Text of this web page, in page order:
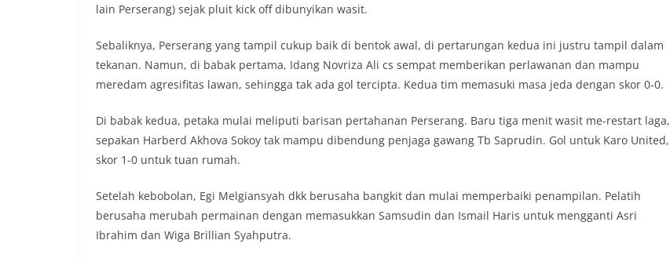
lain Perserang) sejak pluit kick off dibunyikan wasit.
Sebaliknya, Perserang yang tampil cukup baik di bentok awal, di pertarungan kedua ini justru tampil dalam
tekanan. Namun, di babak pertama, Idang Novriza Ali cs sempat memberikan perlawanan dan mampu
meredam agresifitas lawan, sehingga tak ada gol tercipta. Kedua tim memasuki masa jeda dengan skor 0-0.
Di babak kedua, petaka mulai meliputi barisan pertahanan Perserang. Baru tiga menit wasit me-restart laga,
sepakan Harberd Akhova Sokoy tak mampu dibendung penjaga gawang Tb Saprudin. Gol untuk Karo United,
skor 1-0 untuk tuan rumah.
Setelah kebobolan, Egi Melgiansyah dkk berusaha bangkit dan mulai memperbaiki penampilan. Pelatih
berusaha merubah permainan dengan memasukkan Samsudin dan Ismail Haris untuk mengganti Asri
Ibrahim dan Wiga Brillian Syahputra.